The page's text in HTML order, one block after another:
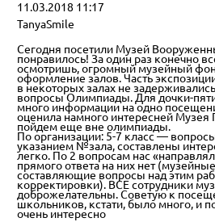
11.03.2018 11:17
TanyaSmile
Сегодня посетили Музей
понравилось! За один раз конечно
осмотришь, огромный музейный
оформление залов. Часть
в некоторых залах не
вопросы Олимпиады. Для дочки-
много информации на одно
оценила намного интересней
пойдем еще вне олимпиады.
По организации: 5-7 класс —
указанием №зала, составлены
легко. По 2 вопросам нас
прямого ответа на них нет
составляющие вопросы над этим
корректировки). ВСЕ сотрудники
доброжелательны. Советую к
школьников, кстати, было много, и
очень интересно